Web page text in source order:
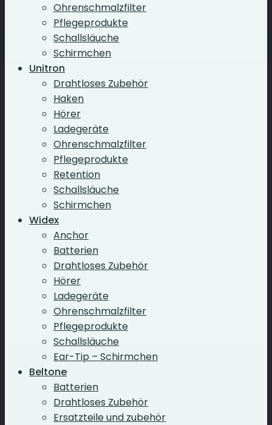
Ohrenschmalzfilter
Pflegeprodukte
Schallsläuche
Schirmchen
Unitron
Drahtloses Zubehör
Haken
Hörer
Ladegeräte
Ohrenschmalzfilter
Pflegeprodukte
Retention
Schallsläuche
Schirmchen
Widex
Anchor
Batterien
Drahtloses Zubehör
Hörer
Ladegeräte
Ohrenschmalzfilter
Pflegeprodukte
Schallsläuche
Ear-Tip – Schirmchen
Beltone
Batterien
Drahtloses Zubehör
Ersatzteile und zubehör